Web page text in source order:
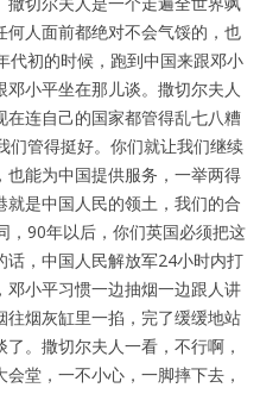
人面前都绝对不会气馁的，也
代初的时候，跑到中国来跟邓小
小平坐在那儿谈。撒切尔夫人
连自己的国家都管得乱七八糟
们管得挺好。你们就让我们继续
能为中国提供服务，一举两得
是中国人民的领土，我们的合
，90年以后，你们英国必须把这
，中国人民解放军24小时内打
小平习惯一边抽烟一边跟人讲
烟灰缸里一掐，完了缓缓地站
。撒切尔夫人一看，不行啊，
堂，一不小心，一脚摔下去，